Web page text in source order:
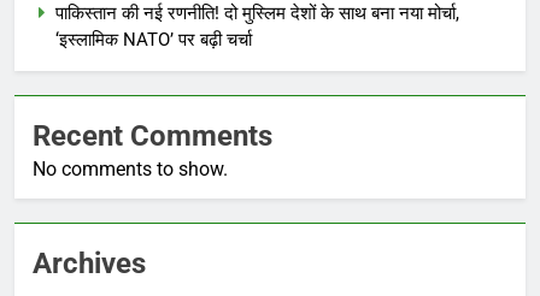
पाकिस्तान की नई रणनीति! दो मुस्लिम देशों के साथ बना नया मोर्चा,
‘इस्लामिक NATO’ पर बढ़ी चर्चा
Recent Comments
No comments to show.
Archives